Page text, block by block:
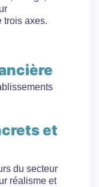
trois axes.
et
du secteur
réalisme et